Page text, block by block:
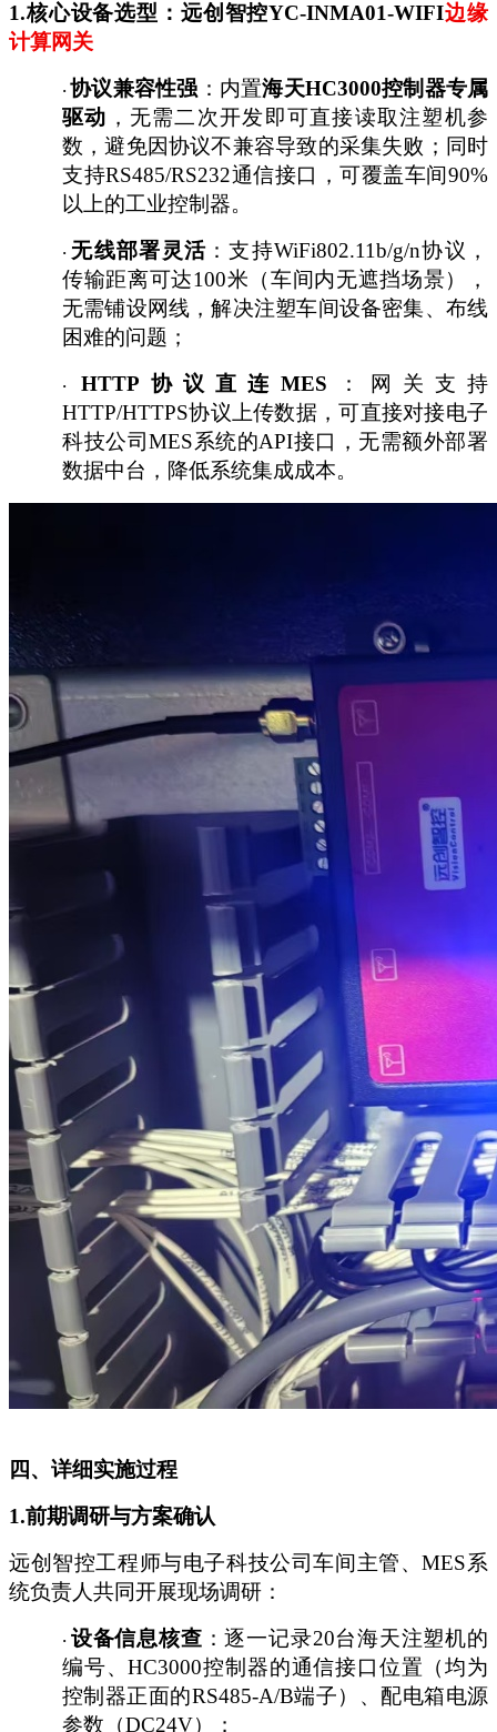
1.核心设备选型：远创智控YC-INMA01-WIFI边缘
计算网关
·协议兼容性强 ：内置海天HC3000控制器专属
驱动 ，无需二次开发即可直接读取注塑机参
数，避免因协议不兼容导致的采集失败；同时
支持RS485/RS232通信接口，可覆盖车间90%
以上的工业控制器。
· 无线部署灵活 ：支持WiFi802.11b/g/n协议，
传输距离可达100米（车间内无遮挡场景），
无需铺设网线，解决注塑车间设备密集、布线
困难的问题；
·HTTP协议直连MES ：网关支持
HTTP/HTTPS协议上传数据，可直接对接电子
科技公司MES系统的API接口，无需额外部署
数据中台，降低系统集成成本。
四、详细实施过程
1.前期调研与方案确认
远创智控工程师与电子科技公司车间主管、MES系
统负责人共同开展现场调研：
· 设备信息核查 ：逐一记录20台海天注塑机的
编号、HC3000控制器的通信接口位置（均为
控制器正面的RS485-A/B端子）、配电箱电源
参数（DC24V）；